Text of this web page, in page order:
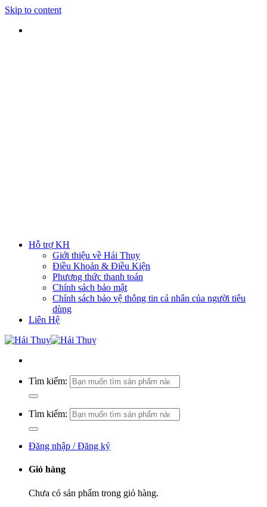
Skip to content
Hỗ trợ KH
Giới thiệu về Hải Thụy
Điều Khoản & Điều Kiện
Phương thức thanh toán
Chính sách bảo mật
Chính sách bảo vệ thông tin cá nhân của người tiêu
dùng
Liên Hệ
Tìm kiếm:
Tìm kiếm:
Đăng nhập / Đăng ký
Giỏ hàng
Chưa có sản phẩm trong giỏ hàng.